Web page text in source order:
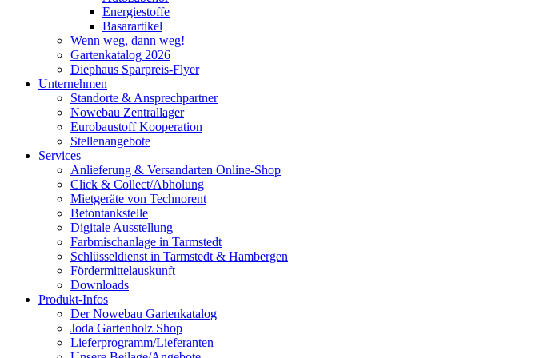
Energiestoffe
Basarartikel
Wenn weg, dann weg!
Gartenkatalog 2026
Diephaus Sparpreis-Flyer
Unternehmen
Standorte & Ansprechpartner
Nowebau Zentrallager
Eurobaustoff Kooperation
Stellenangebote
Services
Anlieferung & Versandarten Online-Shop
Click & Collect/Abholung
Mietgeräte von Technorent
Betontankstelle
Digitale Ausstellung
Farbmischanlage in Tarmstedt
Schlüsseldienst in Tarmstedt & Hambergen
Fördermittelauskunft
Downloads
Produkt-Infos
Der Nowebau Gartenkatalog
Joda Gartenholz Shop
Lieferprogramm/Lieferanten